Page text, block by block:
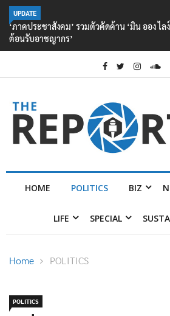
UPDATE
‘ภาคประชาสังคม’ รวมตัวคัดค้าน ‘มิน ออง ไล
ต้อนรับอาชญากร’
HOME POLITICS BIZ
LIFE SPECIAL
Home POLITICS
POLITICS